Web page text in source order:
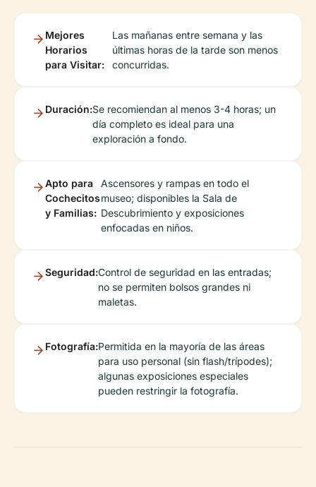
Mejores
Horarios
para Visitar:
Las mañanas entre semana y las
últimas horas de la tarde son menos
concurridas.
Duración:Se recomiendan al menos 3-4 horas; un
día completo es ideal para una
exploración a fondo.
Apto para
Cochecitos
y Familias:
Ascensores y rampas en todo el
museo; disponibles la Sala de
Descubrimiento y exposiciones
enfocadas en niños.
Seguridad:Control de seguridad en las entradas;
no se permiten bolsos grandes ni
maletas.
Fotografía:Permitida en la mayoría de las áreas
para uso personal (sin flash/trípodes);
algunas exposiciones especiales
pueden restringir la fotografía.